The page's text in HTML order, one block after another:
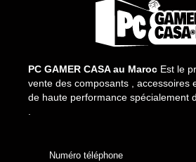
PC GAMER CASA au Maroc Est le
vente des composants , accessoires
de haute performance spécialement
Numéro téléphone